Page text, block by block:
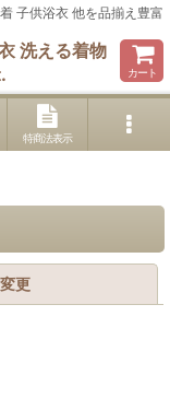
子供浴衣 他を品揃え豊富
洗える着物
カート
特商法表示
更